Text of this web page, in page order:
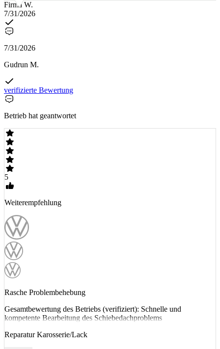
Firma W.
7/31/2026
7/31/2026
Gudrun M.
verifizierte Bewertung
Betrieb hat geantwortet
5
Weiterempfehlung
Rasche Problembehebung
Gesamtbewertung des Betriebs (verifiziert): Schnelle und
kompetente Bearbeitung des Schiebedachproblems
Reparatur Karosserie/Lack